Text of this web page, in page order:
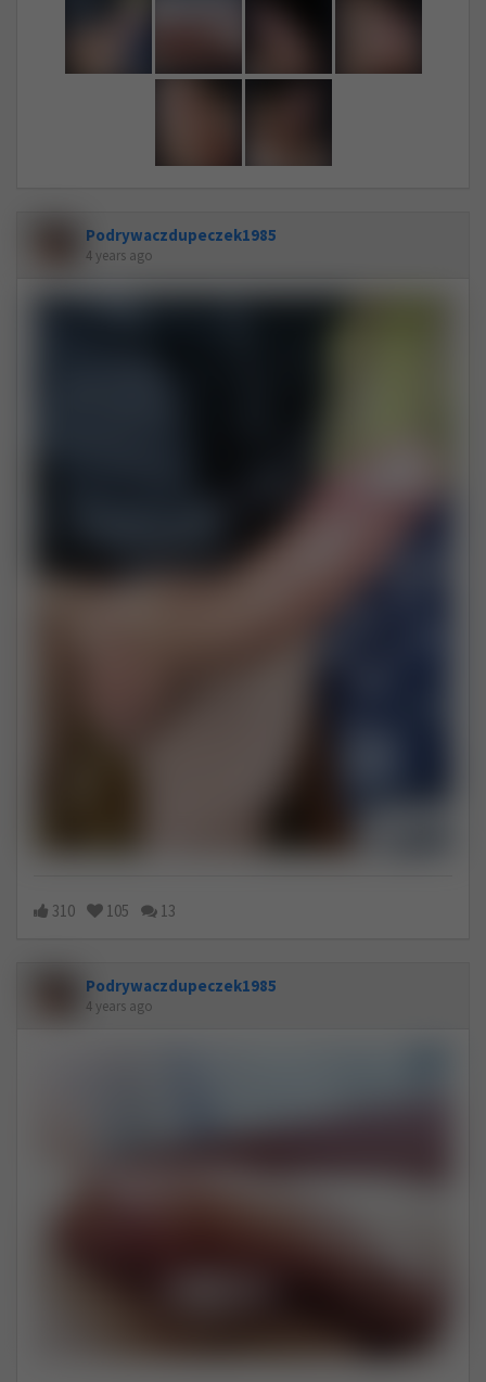
Podrywaczdupeczek1985
4 years ago
310 105 13
Podrywaczdupeczek1985
4 years ago